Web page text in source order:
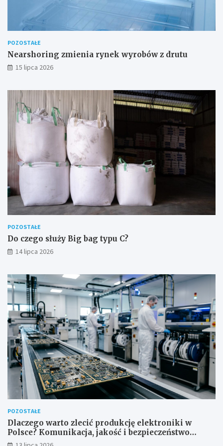
POZOSTAŁE
Nearshoring zmienia rynek wyrobów z drutu
15 lipca 2026
POZOSTAŁE
Do czego służy Big bag typu C?
14 lipca 2026
POZOSTAŁE
Dlaczego warto zlecić produkcję elektroniki w
Polsce? Komunikacja, jakość i bezpieczeństwo
dostaw